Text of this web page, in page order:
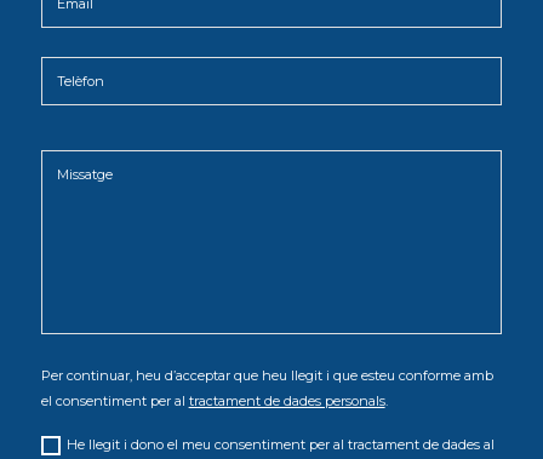
Per continuar, heu d’acceptar que heu llegit i que esteu conforme amb
el consentiment per al tractament de dades personals.
He llegit i dono el meu consentiment per al tractament de dades al